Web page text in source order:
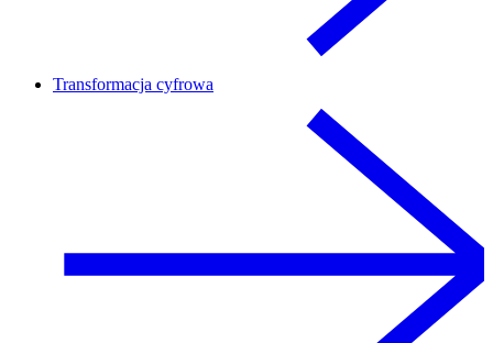
Transformacja cyfrowa